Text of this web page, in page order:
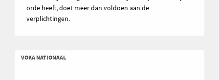
orde heeft, doet meer dan voldoen aan de
verplichtingen.
VOKA NATIONAAL